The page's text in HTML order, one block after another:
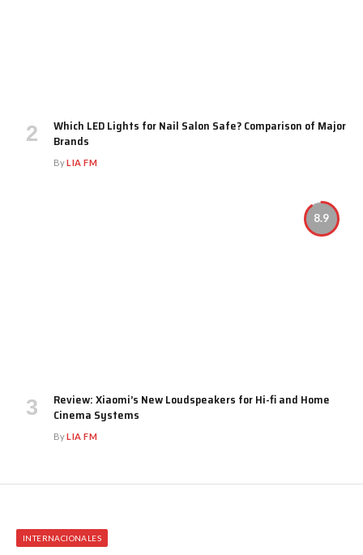
Which LED Lights for Nail Salon Safe? Comparison of Major
Brands
ByLIA FM
8.9
Review: Xiaomi’s New Loudspeakers for Hi-fi and Home
Cinema Systems
ByLIA FM
INTERNACIONALES